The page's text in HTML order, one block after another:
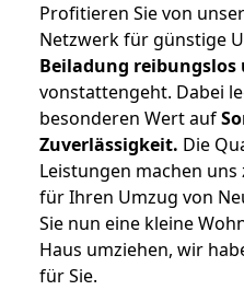
Profitieren Sie von
Netzwerk für günstige
Beiladung reibungslos
vonstattengeht. Dabei
besonderen Wert auf
Zuverlässigkeit. Die
Leistungen machen
für Ihren Umzug von
Sie nun eine kleine
Haus umziehen, wir
für Sie.